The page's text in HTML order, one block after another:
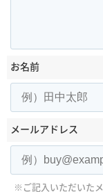
お名前
メールアドレス
※ご記入いただいた